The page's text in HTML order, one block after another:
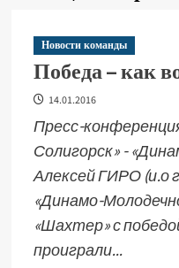
Новости команды
Победа – как
14.01.2016
Пресс-
Солигорск» -
Алексей ГИРО (и.о
«Динамо-
«Шахтер» с
проиграли...